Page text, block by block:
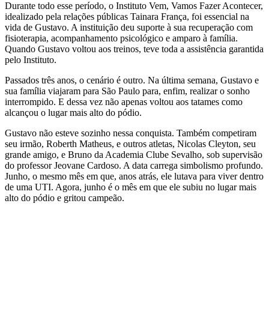
Durante todo esse período, o Instituto Vem, Vamos Fazer Acontecer,
idealizado pela relações públicas Tainara França, foi essencial na
vida de Gustavo. A instituição deu suporte à sua recuperação com
fisioterapia, acompanhamento psicológico e amparo à família.
Quando Gustavo voltou aos treinos, teve toda a assistência garantida
pelo Instituto.
Passados três anos, o cenário é outro. Na última semana, Gustavo e
sua família viajaram para São Paulo para, enfim, realizar o sonho
interrompido. E dessa vez não apenas voltou aos tatames como
alcançou o lugar mais alto do pódio.
Gustavo não esteve sozinho nessa conquista. Também competiram
seu irmão, Roberth Matheus, e outros atletas, Nicolas Cleyton, seu
grande amigo, e Bruno da Academia Clube Sevalho, sob supervisão
do professor Jeovane Cardoso. A data carrega simbolismo profundo.
Junho, o mesmo mês em que, anos atrás, ele lutava para viver dentro
de uma UTI. Agora, junho é o mês em que ele subiu no lugar mais
alto do pódio e gritou campeão.